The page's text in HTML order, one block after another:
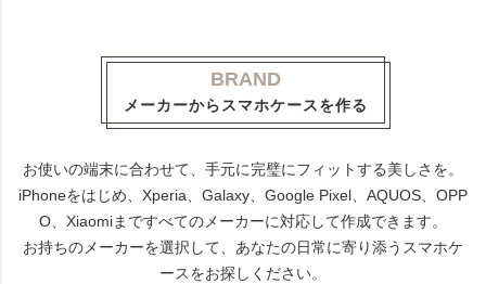
BRAND
メーカーからスマホケースを作る
お使いの端末に合わせて、手元に完璧にフィットする美しさを。
iPhoneをはじめ、Xperia、Galaxy、Google Pixel、AQUOS、OPP
O、Xiaomiまですべてのメーカーに対応して作成できます。
お持ちのメーカーを選択して、あなたの日常に寄り添うスマホケ
ースをお探しください。